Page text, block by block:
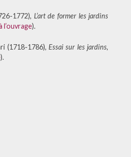
1772), L’art de former les jardins
l’ouvrage).
(1718-1786), Essai sur les jardins,
).